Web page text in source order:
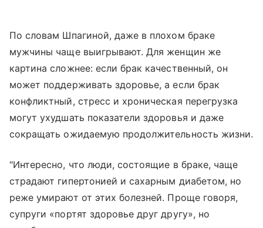
По словам Шпагиной, даже в плохом браке
мужчины чаще выигрывают. Для женщин же
картина сложнее: если брак качественный, он
может поддерживать здоровье, а если брак
конфликтный, стресс и хроническая перегрузка
могут ухудшать показатели здоровья и даже
сокращать ожидаемую продолжительность жизни.
"Интересно, что люди, состоящие в браке, чаще
страдают гипертонией и сахарным диабетом, но
реже умирают от этих болезней. Проще говоря,
супруги «портят здоровье друг другу», но